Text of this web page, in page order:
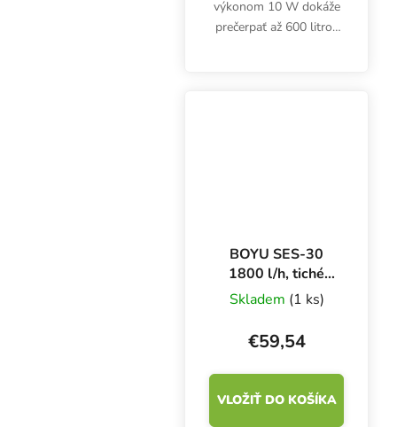
výkonom 10 W dokáže
prečerpať až 600 litrov
BOYU SES-30
1800 l/h, tiché
vzduchové
čerpadlo
Skladem (1 ks)
€59,54
VLOŽIŤ DO KOŠÍKA